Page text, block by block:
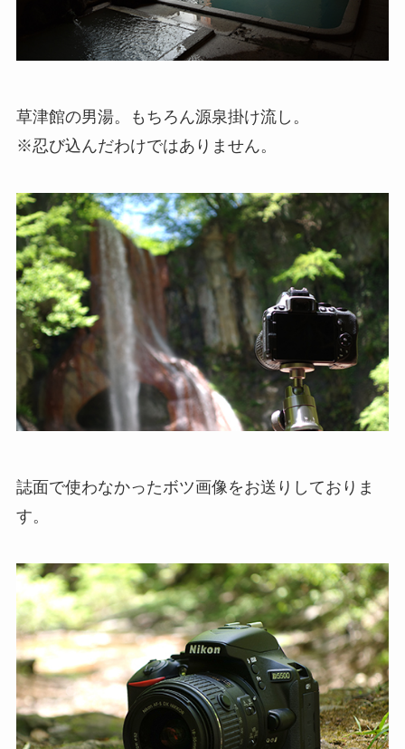
草津館の男湯。もちろん源泉掛け流し。
※忍び込んだわけではありません。
誌面で使わなかったボツ画像をお送りしておりま
す。